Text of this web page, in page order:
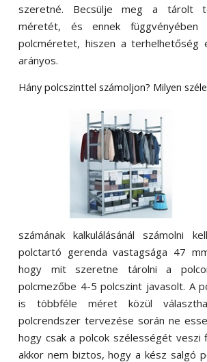
szeretné. Becsülje meg a tárolt
méretét, és ennek függvényében
polcméretet, hiszen a terhelhetőség
arányos.
Hány polcszinttel számoljon? Milyen
számának kalkulálásánál számolni
polctartó gerenda vastagsága 47
hogy mit szeretne tárolni a
polcmezőbe 4-5 polcszint javasolt. A
is többféle méret közül
polcrendszer tervezése során ne
hogy csak a polcok szélességét veszi
akkor nem biztos, hogy a kész salgó